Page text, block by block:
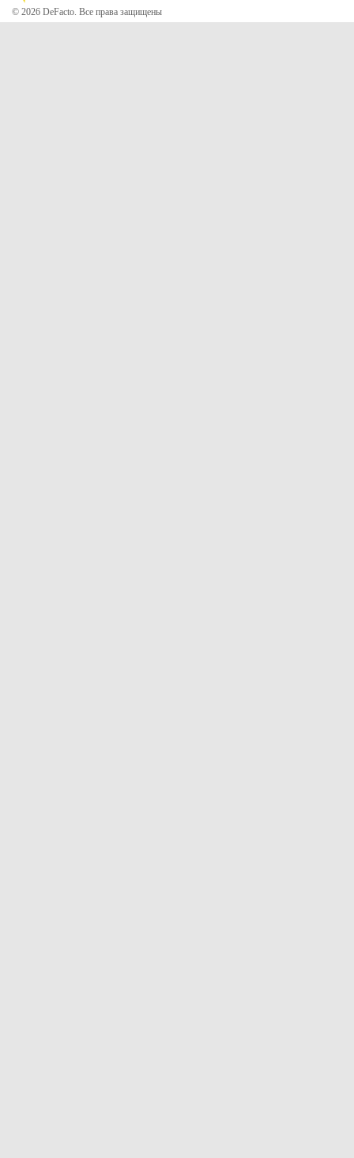
© 2026 DeFacto. Все права защищены